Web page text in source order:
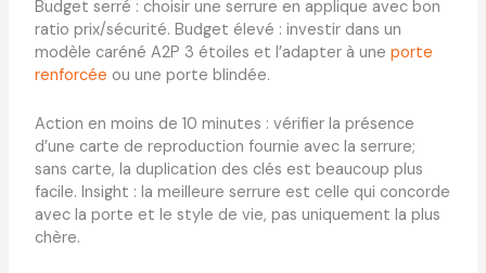
Budget serré : choisir une serrure en applique avec bon
ratio prix/sécurité. Budget élevé : investir dans un
modèle caréné A2P 3 étoiles et l’adapter à une porte
renforcée ou une porte blindée.
Action en moins de 10 minutes : vérifier la présence
d’une carte de reproduction fournie avec la serrure;
sans carte, la duplication des clés est beaucoup plus
facile. Insight : la meilleure serrure est celle qui concorde
avec la porte et le style de vie, pas uniquement la plus
chère.